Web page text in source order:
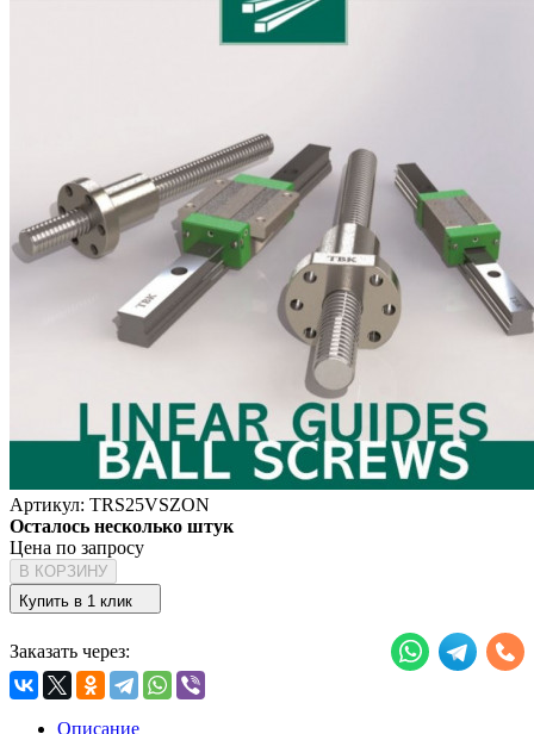
Артикул: TRS25VSZON
Осталось несколько штук
Цена по запросу
В КОРЗИНУ
Купить в 1 клик
Заказать через:
Описание